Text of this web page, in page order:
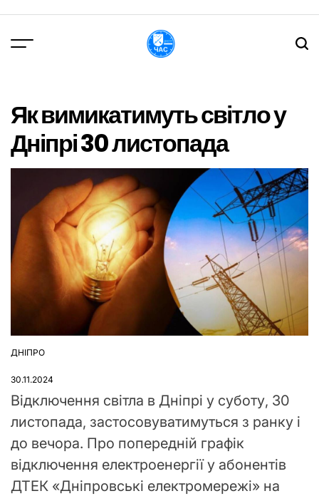
вмісту
Як вимикатимуть світло у
Дніпрі 30 листопада
ОПУБЛІКУВАТИ
ДНІПРО
30.11.2024
Відключення світла в Дніпрі у суботу, 30
листопада, застосовуватимуться з ранку і
до вечора. Про попередній графік
відключення електроенергії у абонентів
ДТЕК «Дніпровські електромережі» на